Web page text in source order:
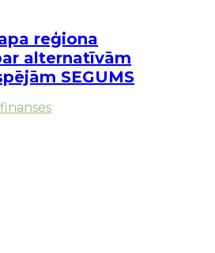
reģiona
alternatīvām
SEGUMS